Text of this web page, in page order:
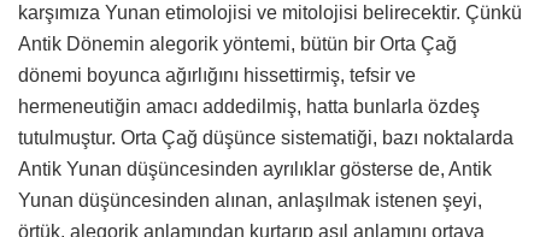
karşımıza Yunan etimolojisi ve mitolojisi belirecektir. Çünkü
Antik Dönemin alegorik yöntemi, bütün bir Orta Çağ
dönemi boyunca ağırlığını hissettirmiş, tefsir ve
hermeneutiğin amacı addedilmiş, hatta bunlarla özdeş
tutulmuştur. Orta Çağ düşünce sistematiği, bazı noktalarda
Antik Yunan düşüncesinden ayrılıklar gösterse de, Antik
Yunan düşüncesinden alınan, anlaşılmak istenen şeyi,
örtük, alegorik anlamından kurtarıp asıl anlamını ortaya